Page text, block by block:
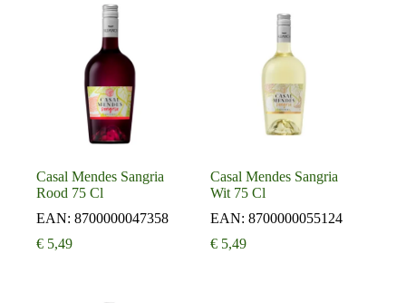
Casal Mendes Sangria
Rood 75 Cl
EAN: 8700000047358
€ 5,49
Casal Mendes Sangria
Wit 75 Cl
EAN:8700000055124
€ 5,49